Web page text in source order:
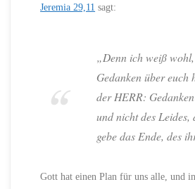
Jeremia 29,11 sagt:
„Denn ich weiß
Gedanken über euch
der HERR:
und nicht des Leides,
gebe das Ende, des
Gott hat einen Plan für uns alle, und